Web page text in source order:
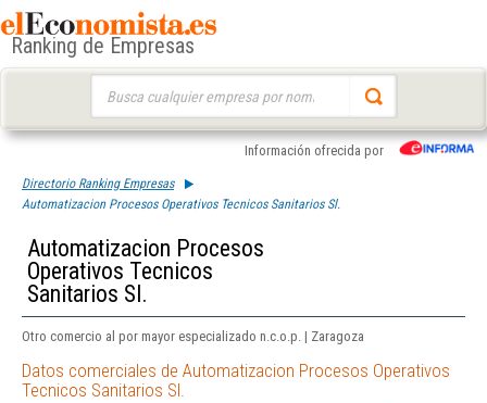
Ranking de Empresas
Información ofrecida por
Directorio Ranking Empresas
Automatizacion Procesos Operativos Tecnicos Sanitarios Sl.
Automatizacion Procesos
Operativos Tecnicos
Sanitarios Sl.
Otro comercio al por mayor especializado n.c.o.p. | Zaragoza
Datos comerciales de Automatizacion Procesos Operativos
Tecnicos Sanitarios Sl.